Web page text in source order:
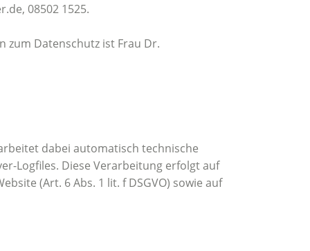
08502 1525.
zum Datenschutz ist Frau Dr.
dabei automatisch technische
Logfiles. Diese Verarbeitung erfolgt auf
(Art. 6 Abs. 1 lit. f DSGVO) sowie auf